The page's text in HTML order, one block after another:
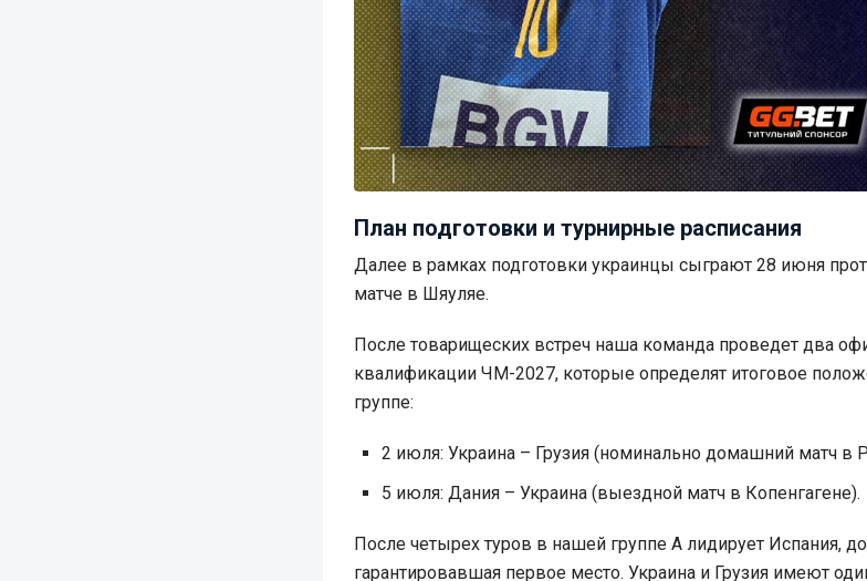
План подготовки и турнирные расписания
Далее в рамках подготовки украинцы сыграют 28 июня
матче в Шяуляе.
После товарищеских встреч наша команда проведет два
квалификации ЧМ-2027, которые определят итоговое
группе:
2 июля: Украина – Грузия (номинально домашний матч в
5 июля: Дания – Украина (выездной матч в Копенгагене).
После четырех туров в нашей группе А лидирует Испания,
гарантировавшая первое место. Украина и Грузия имеют